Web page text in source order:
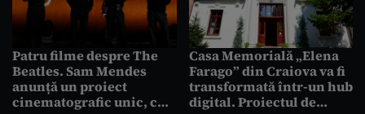
Patru filme despre The
Beatles. Sam Mendes
anunță un proiect
cinematografic unic, cu
Casa Memorială „Elena
Farago” din Craiova va fi
transformată într-un hub
digital. Proiectul de